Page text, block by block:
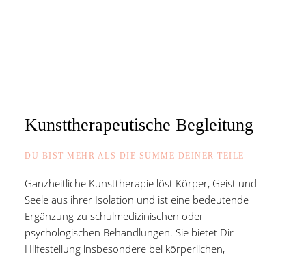
Kunsttherapeutische Begleitung
DU BIST MEHR ALS DIE SUMME DEINER TEILE
Ganzheitliche Kunsttherapie löst Körper, Geist und
Seele aus ihrer Isolation und ist eine bedeutende
Ergänzung zu schulmedizinischen oder
psychologischen Behandlungen. Sie bietet Dir
Hilfestellung insbesondere bei körperlichen,